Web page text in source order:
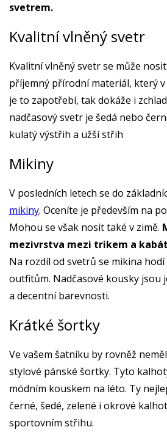
svetrem.
Kvalitní vlněný svetr
Kvalitní vlněný svetr se může nosit
příjemný přírodní materiál, který v
je to zapotřebí, tak dokáže i
nadčasový svetr je šedá nebo
kulatý výstřih a užší střih
Mikiny
V posledních letech se do
mikiny. Oceníte je především na
Mohou se však nosit také v zimě.
mezivrstva mezi trikem a
Na rozdíl od svetrů se mikina
outfitům. Nadčasové kousky jsou
a decentní barevnosti.
Krátké šortky
Ve vašem šatníku by rovněž
stylové pánské šortky. Tyto
módním kouskem na léto. Ty
černé, šedé, zelené i okrové
sportovním střihu.